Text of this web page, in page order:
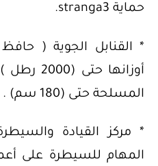
حماية stranga3.
* القنابل الجوية (
أوزانها
المسلحة حتى (180 سم) .
* مركز القيادة
المهام للسيطرة على